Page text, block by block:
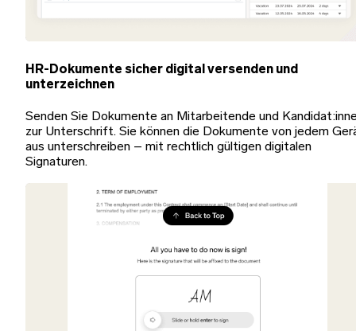
HR-Dokumente sicher digital versenden und
unterzeichnen
Senden Sie Dokumente an Mitarbeitende und
zur Unterschrift. Sie können die Dokumente von jedem
aus unterschreiben – mit rechtlich gültigen digitalen
Signaturen.